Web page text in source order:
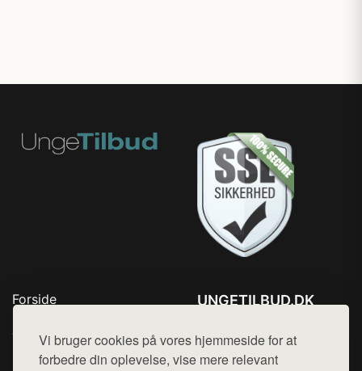
Vi bruger cookies på vores hjemmeside for at
forbedre din oplevelse, vise mere relevant
Forside
Top Rabatter
Blog
UNGETILBUD.DK
Mail: hej@want.dk